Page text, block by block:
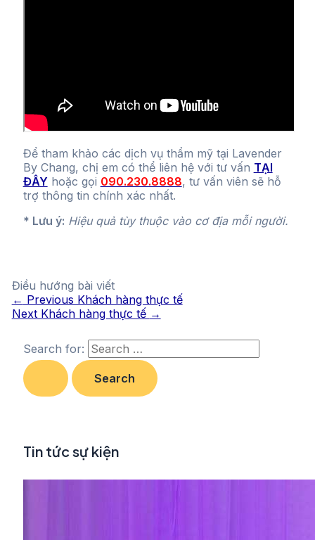
Để tham khảo các dịch vụ thẩm mỹ tại Lavender
By Chang, chị em có thể liên hệ với tư vấn TẠI
ĐÂY hoặc gọi 090.230.8888, tư vấn viên sẽ hỗ
trợ thông tin chính xác nhất.
* Lưu ý: Hiệu quả tùy thuộc vào cơ địa mỗi người.
Điều hướng bài viết
← Previous Khách hàng thực tế
Next Khách hàng thực tế →
Search for:
Tin tức sự kiện